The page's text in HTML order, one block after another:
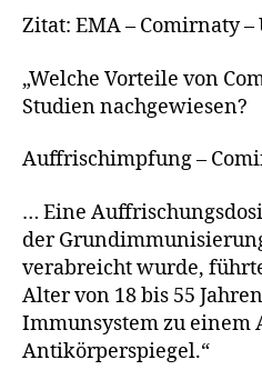
Zitat: EMA – Comirnaty –
„Welche Vorteile von
Studien nachgewiesen?
Auffrischimpfung –
… Eine
der
verabreicht wurde,
Alter von 18 bis 55
Immunsystem zu einem
Antikörperspiegel.“